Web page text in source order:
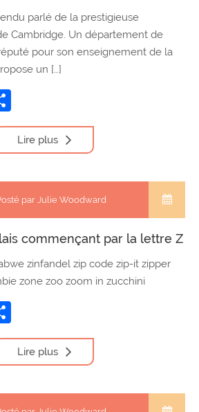
parlé de la prestigieuse
Cambridge. Un département de
pour son enseignement de la
un […]
Lire plus
par Julie Woodward
commençant par la lettre Z
zinfandel zip code zip-it zipper
zone zoo zoom in zucchini
Lire plus